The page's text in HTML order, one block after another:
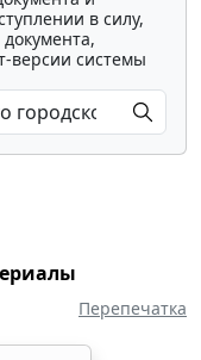
в силу,
версии системы
Перепечатка